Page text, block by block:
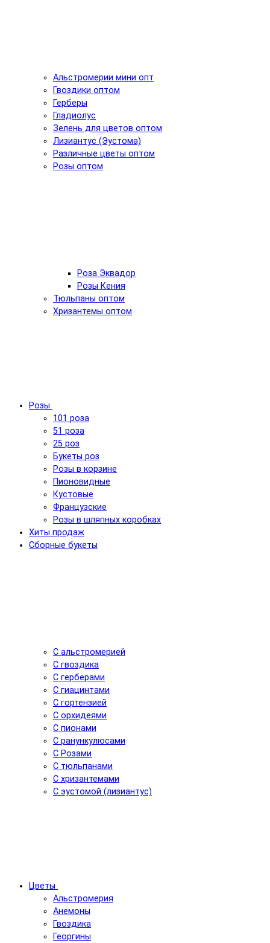
Альстромерии мини опт
Гвоздики оптом
Герберы
Гладиолус
Зелень для цветов оптом
Лизиантус (Эустома)
Различные цветы оптом
Розы оптом
Роза Эквадор
Розы Кения
Тюльпаны оптом
Хризантемы оптом
Розы
101 роза
51 роза
25 роз
Букеты роз
Розы в корзине
Пионовидные
Кустовые
Французские
Розы в шляпных коробках
Хиты продаж
Сборные букеты
С альстромерией
С гвоздика
С герберами
С гиацинтами
С гортензией
С орхидеями
С пионами
С ранункулюсами
С Розами
С тюльпанами
С хризантемами
С эустомой (лизиантус)
Цветы
Альстромерия
Анемоны
Гвоздика
Георгины